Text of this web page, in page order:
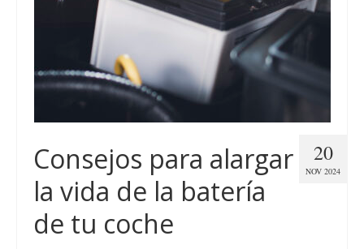
20
NOV 2024
Consejos para alargar
la vida de la batería
de tu coche